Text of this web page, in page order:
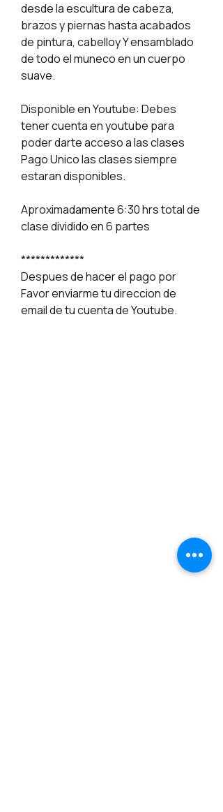
desde la escultura de cabeza,
brazos y piernas hasta acabados
de pintura, cabelloy Y ensamblado
de todo el muneco en un cuerpo
suave.
Disponible en Youtube: Debes
tener cuenta en youtube para
poder darte acceso a las clases
Pago Unico las clases siempre
estaran disponibles.
Aproximadamente 6:30 hrs total de
clase dividido en 6 partes
*************
Despues de hacer el pago por
Favor enviarme tu direccion de
email de tu cuenta de Youtube.